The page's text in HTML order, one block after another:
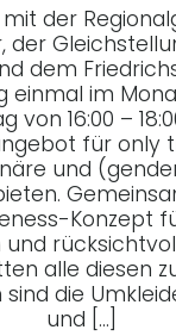
der
der
dem
einmal im
von 16:00 –
für only
und
Konzept
alle diesen
sind die
und […]